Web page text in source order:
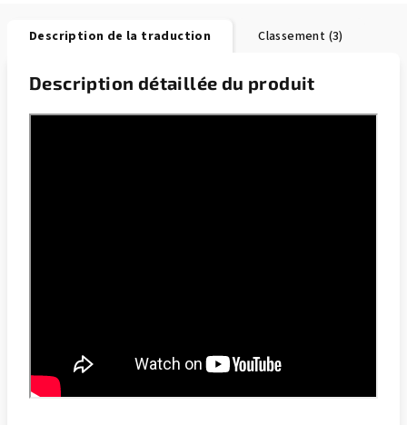
Description de la traduction Classement (3)
Description détaillée du produit